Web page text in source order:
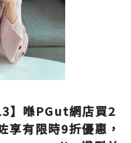
】喺PGut網店買2
享有限時9折優惠，